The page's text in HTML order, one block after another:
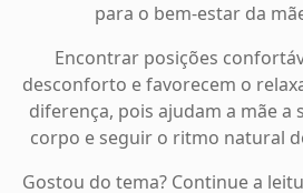
para o bem-estar da
Encontrar posições
desconforto e favorecem o
diferença, pois ajudam a mãe a
corpo e seguir o ritmo natural
Gostou do tema? Continue a